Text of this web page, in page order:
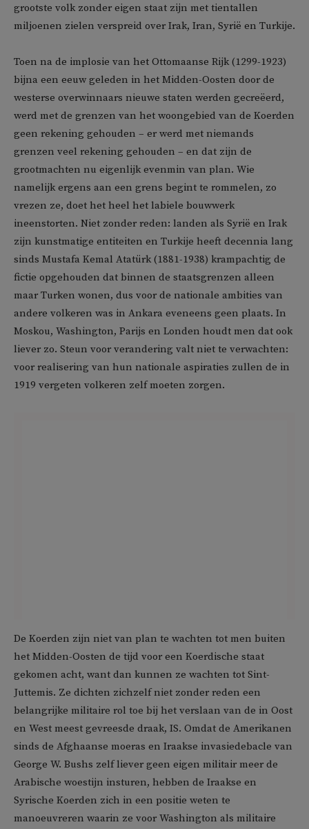
grootste volk zonder eigen staat zijn met tientallen
miljoenen zielen verspreid over Irak, Iran, Syrië en Turkije.
Toen na de implosie van het Ottomaanse Rijk (1299-1923)
bijna een eeuw geleden in het Midden-Oosten door de
westerse overwinnaars nieuwe staten werden gecreëerd,
werd met de grenzen van het woongebied van de Koerden
geen rekening gehouden – er werd met niemands
grenzen veel rekening gehouden – en dat zijn de
grootmachten nu eigenlijk evenmin van plan. Wie
namelijk ergens aan een grens begint te rommelen, zo
vrezen ze, doet het heel het labiele bouwwerk
ineenstorten. Niet zonder reden: landen als Syrië en Irak
zijn kunstmatige entiteiten en Turkije heeft decennia lang
sinds Mustafa Kemal Atatürk (1881-1938) krampachtig de
fictie opgehouden dat binnen de staatsgrenzen alleen
maar Turken wonen, dus voor de nationale ambities van
andere volkeren was in Ankara eveneens geen plaats. In
Moskou, Washington, Parijs en Londen houdt men dat ook
liever zo. Steun voor verandering valt niet te verwachten:
voor realisering van hun nationale aspiraties zullen de in
1919 vergeten volkeren zelf moeten zorgen.
De Koerden zijn niet van plan te wachten tot men buiten
het Midden-Oosten de tijd voor een Koerdische staat
gekomen acht, want dan kunnen ze wachten tot Sint-
Juttemis. Ze dichten zichzelf niet zonder reden een
belangrijke militaire rol toe bij het verslaan van de in Oost
en West meest gevreesde draak, IS. Omdat de Amerikanen
sinds de Afghaanse moeras en Iraakse invasiedebacle van
George W. Bushs zelf liever geen eigen militair meer de
Arabische woestijn insturen, hebben de Iraakse en
Syrische Koerden zich in een positie weten te
manoeuvreren waarin ze voor Washington als militaire